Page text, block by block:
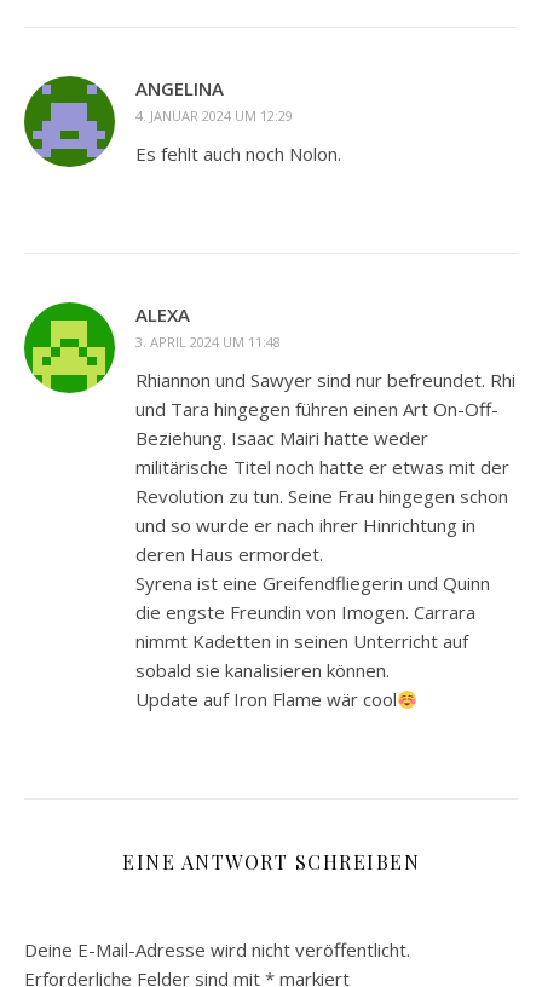
ANGELINA
4. JANUAR 2024 UM 12:29
Es fehlt auch noch Nolon.
ALEXA
3. APRIL 2024 UM 11:48
Rhiannon und Sawyer sind nur befreundet. Rhi
und Tara hingegen führen einen Art On-Off-
Beziehung. Isaac Mairi hatte weder
militärische Titel noch hatte er etwas mit der
Revolution zu tun. Seine Frau hingegen schon
und so wurde er nach ihrer Hinrichtung in
deren Haus ermordet.
Syrena ist eine Greifendfliegerin und Quinn
die engste Freundin von Imogen. Carrara
nimmt Kadetten in seinen Unterricht auf
sobald sie kanalisieren können.
Update auf Iron Flame wär cool
EINE ANTWORT SCHREIBEN
Deine E-Mail-Adresse wird nicht veröffentlicht.
Erforderliche Felder sind mit * markiert